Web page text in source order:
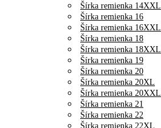
Šírka remienka 14XXL
Šírka remienka 16
Šírka remienka 16XXL
Šírka remienka 18
Šírka remienka 18XXL
Šírka remienka 19
Šírka remienka 20
Šírka remienka 20XL
Šírka remienka 20XXL
Šírka remienka 21
Šírka remienka 22
Šírka remienka 22XL